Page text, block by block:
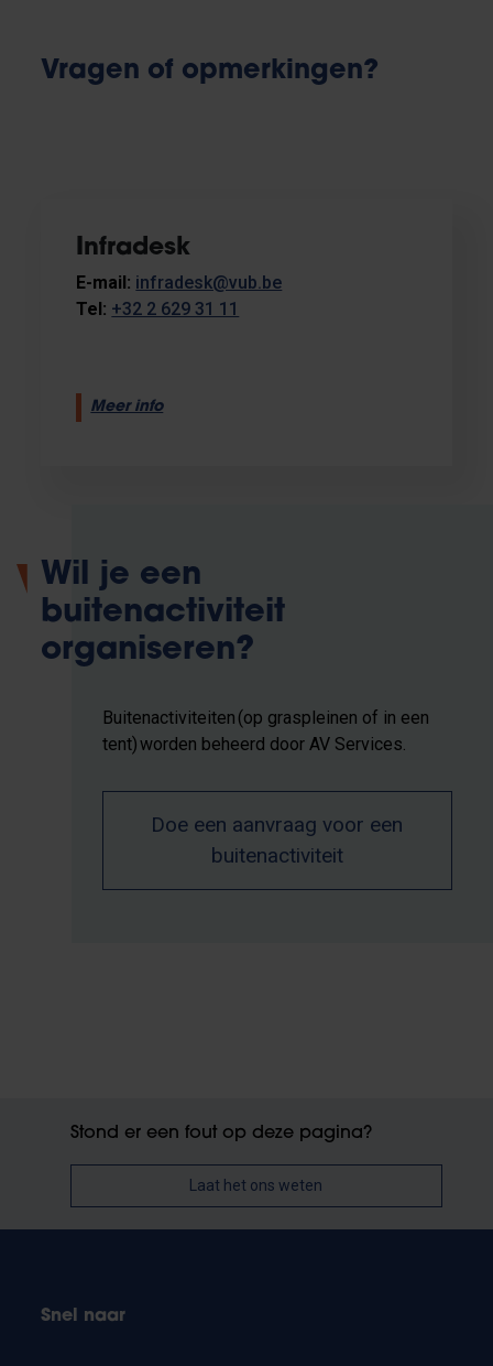
Vragen of opmerkingen?
Infradesk
E-mail: infradesk@vub.be
Tel: +32 2 629 31 11
Meer info
Wil je een
buitenactiviteit
organiseren?
Buitenactiviteiten (op graspleinen of in een
tent) worden beheerd door AV Services.
Doe een aanvraag voor een
buitenactiviteit
Stond er een fout op deze pagina?
Laat het ons weten
Snel naar